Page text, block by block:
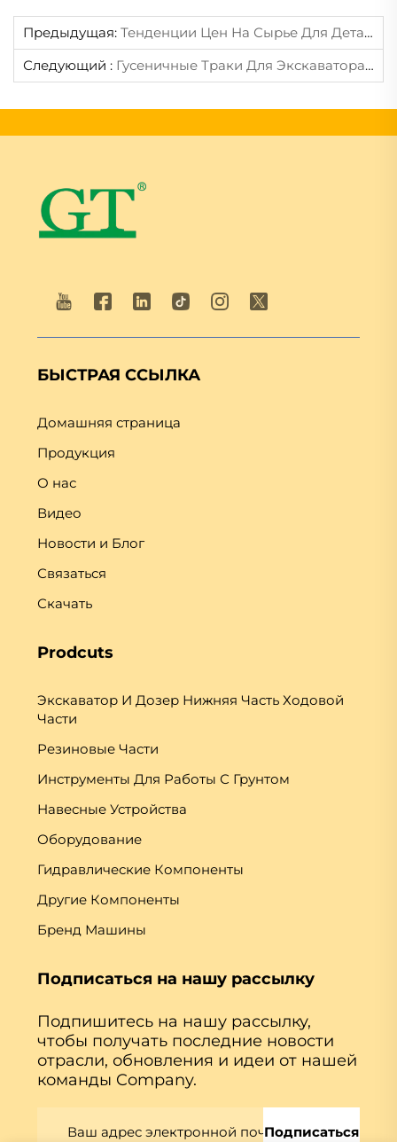
Предыдущая: Тенденции Цен На Сырье Для Деталей Строительной Техники В 2026 Году
Следующий : Гусеничные Траки Для Экскаватора И Бульдозера: 3 Ключевых Различия, Которые Помогут Вам Выбрать Правильные Детали Ходовой Части
БЫСТРАЯ ССЫЛКА
Домашняя страница
Продукция
О нас
Видео
Новости и Блог
Связаться
Скачать
Prodcuts
Экскаватор И Дозер Нижняя Часть Ходовой
Части
Резиновые Части
Инструменты Для Работы С Грунтом
Навесные Устройства
Оборудование
Гидравлические Компоненты
Другие Компоненты
Бренд Машины
Подписаться на нашу рассылку
Подпишитесь на нашу рассылку,
чтобы получать последние новости
отрасли, обновления и идеи от нашей
команды Company.
Подписаться